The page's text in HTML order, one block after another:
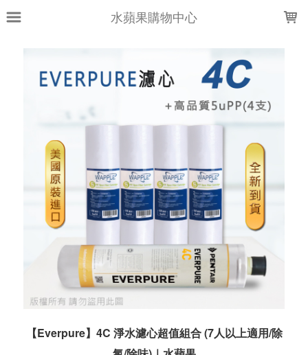
水蘋果購物中心
【Everpure】4C 淨水濾心超值組合 (7人以上適用/除